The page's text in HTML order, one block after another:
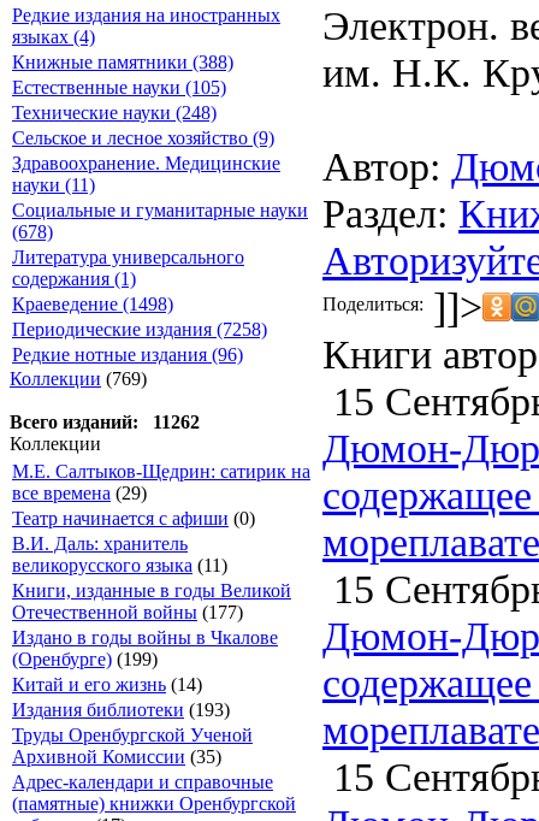
Редкие издания на иностранных
языках (4)
Книжные памятники (388)
Естественные науки (105)
Технические науки (248)
Сельское и лесное хозяйство (9)
Здравоохранение. Медицинские
науки (11)
Социальные и гуманитарные науки
(678)
Литература универсального
содержания (1)
Краеведение (1498)
Периодические издания (7258)
Редкие нотные издания (96)
Коллекции (769)
Всего изданий: 11262
Коллекции
М.Е. Салтыков-Щедрин: сатирик на
все времена (29)
Театр начинается с афиши (0)
В.И. Даль: хранитель
великорусского языка (11)
Книги, изданные в годы Великой
Отечественной войны (177)
Издано в годы войны в Чкалове
(Оренбурге) (199)
Китай и его жизнь (14)
Издания библиотеки (193)
Труды Оренбургской Ученой
Архивной Комиссии (35)
Адрес-календари и справочные
(памятные) книжки Оренбургской
Электрон.
им. Н.К.
Автор:
Раздел:
Поделиться: ]]>
Книги
15
Дюмон-
15
Дюмон-
15